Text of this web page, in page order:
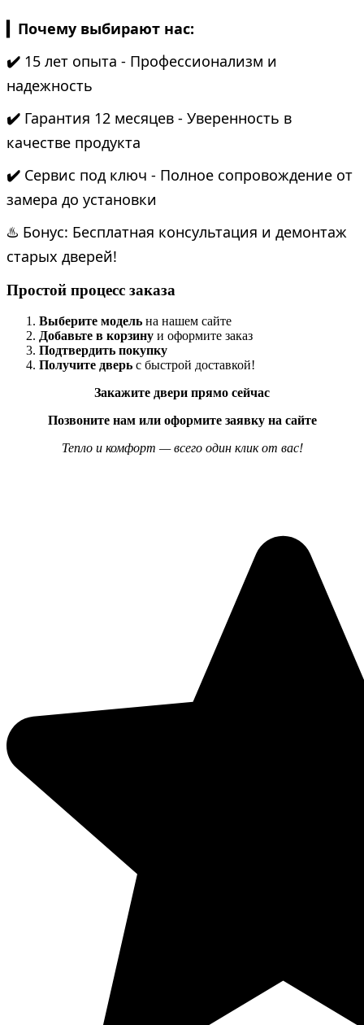
▎Почему выбирают нас:
✔️ 15 лет опыта - Профессионализм и
надежность
✔️ Гарантия 12 месяцев - Уверенность в
качестве продукта
✔️ Сервис под ключ - Полное сопровождение от
замера до установки
♨️ Бонус: Бесплатная консультация и демонтаж
старых дверей!
Простой процесс заказа
Выберите модель на нашем сайте
Добавьте в корзину и оформите заказ
Подтвердить покупку
Получите дверь с быстрой доставкой!
Закажите двери прямо сейчас
Позвоните нам или оформите заявку на сайте
Тепло и комфорт — всего один клик от вас!